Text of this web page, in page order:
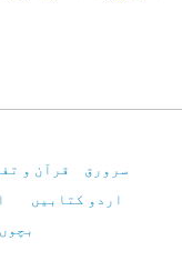
سرورق قرآن و
اردو کتابیں